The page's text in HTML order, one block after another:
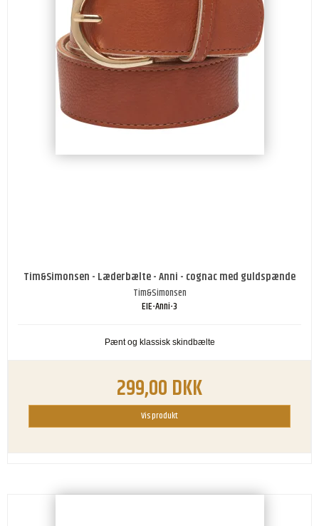
Tim&Simonsen - Læderbælte - Anni - cognac med guldspænde
Tim&Simonsen
EIE-Anni-3
Pænt og klassisk skindbælte
299,00 DKK
Vis produkt